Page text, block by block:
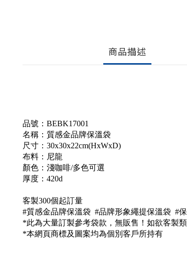
商品描述
品號：BEBK17001
名稱：質感金品牌保溫袋
尺寸：30x30x22cm(HxWxD)
布料：尼龍
顏色 ： 淺咖啡/多色可選
厚度：420d
客製300個起訂量
#質感金品牌保溫袋 #品牌形象繩提保溫袋 #
*此為大量訂製參考袋款，無販售！如欲客製
*本網頁商標及圖案均為個別客戶所持有